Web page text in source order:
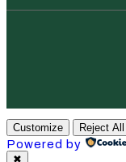
Customize Reject All
Powered by
✖